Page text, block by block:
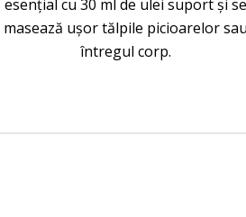
esențial cu 30 ml de ulei suport și se
masează ușor tălpile picioarelor sau
întregul corp.